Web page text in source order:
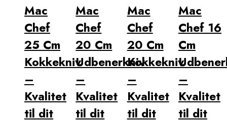
Mac
Chef
25 Cm
Kokkekniv
–
Kvalitet
til dit
Mac
Chef
20 Cm
Udbenerkniv
–
Kvalitet
til dit
Mac
Chef
20 Cm
Kokkekniv
–
Kvalitet
til dit
Mac
Chef 16
Cm
–
Kvalitet
til dit